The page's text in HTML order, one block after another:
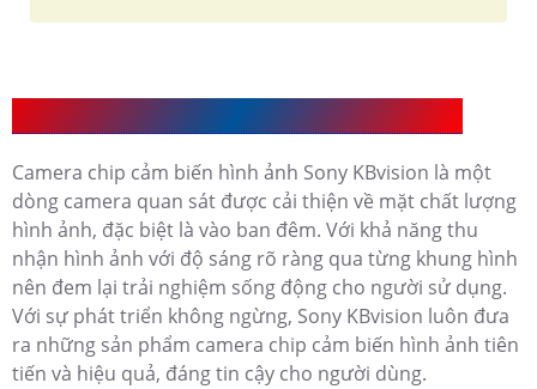
Camera chip cảm biến hình ảnh Sony KBvision là một
dòng camera quan sát được cải thiện về mặt chất lượng
hình ảnh, đặc biệt là vào ban đêm. Với khả năng thu
nhận hình ảnh với độ sáng rõ ràng qua từng khung hình
nên đem lại trải nghiệm sống động cho người sử dụng.
Với sự phát triển không ngừng, Sony KBvision luôn đưa
ra những sản phẩm camera chip cảm biến hình ảnh tiên
tiến và hiệu quả, đáng tin cậy cho người dùng.